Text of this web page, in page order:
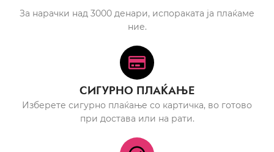
За нарачки над 3000 денари, испораката ја плаќаме
ние.
СИГУРНО ПЛАЌАЊЕ
Изберете сигурно плаќање со картичка, во готово
при достава или на рати.